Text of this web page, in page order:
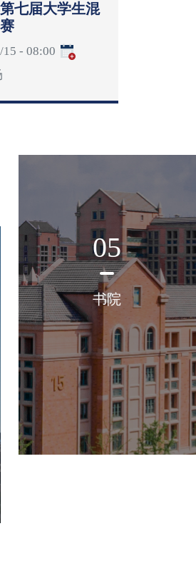
七届大学生混
- 08:00
05
书院